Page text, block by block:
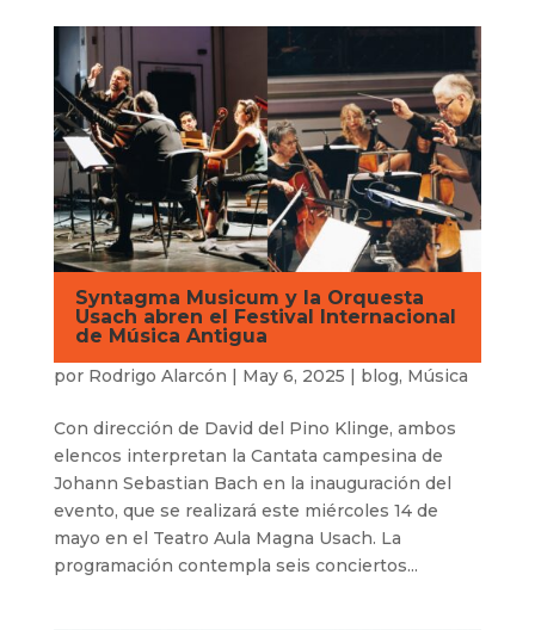
Syntagma Musicum y la Orquesta
Usach abren el Festival Internacional
de Música Antigua
por Rodrigo Alarcón | May 6, 2025 | blog, Música
Con dirección de David del Pino Klinge, ambos
elencos interpretan la Cantata campesina de
Johann Sebastian Bach en la inauguración del
evento, que se realizará este miércoles 14 de
mayo en el Teatro Aula Magna Usach. La
programación contempla seis conciertos...